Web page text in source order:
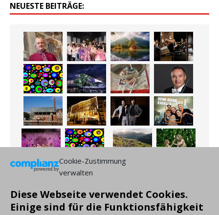
Cookie-Zustimmung
verwalten
Diese Webseite verwendet Cookies.
Einige sind für die Funktionsfähigkeit
NEUESTE BEITRÄGE: